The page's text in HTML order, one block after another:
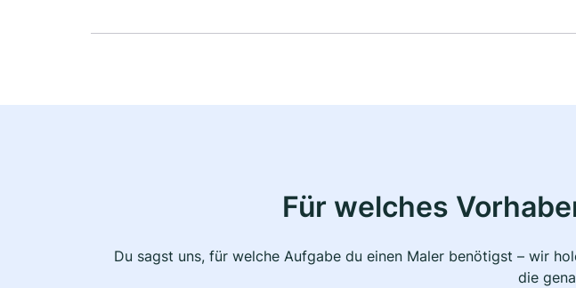
Für welches
Du sagst uns, für welche Aufgabe du einen Maler benötigst – wir
die